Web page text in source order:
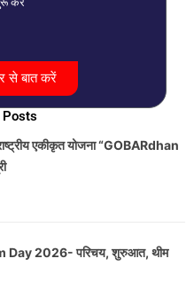
से बात करें
Posts
एकीकृत योजना “GOBARdhan
2026- परिचय, शुरुआत, थीम